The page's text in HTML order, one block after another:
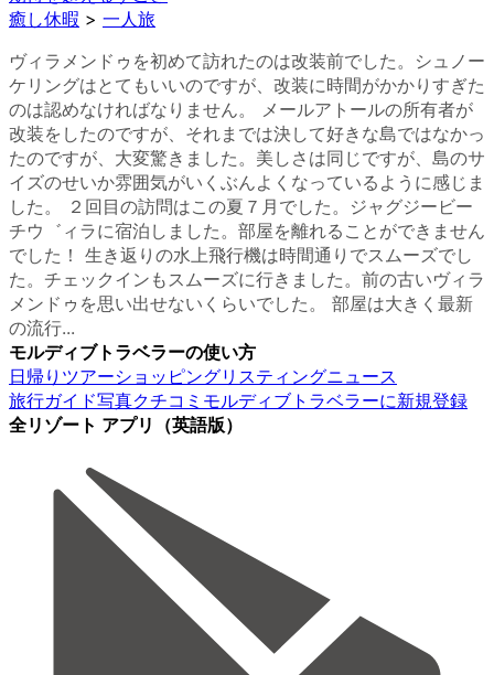
癒し休暇 > 一人旅
ヴィラメンドゥを初めて訪れたのは改装前でした。シュノー
ケリングはとてもいいのですが、改装に時間がかかりすぎた
のは認めなければなりません。 メールアトールの所有者が
改装をしたのですが、それまでは決して好きな島ではなかっ
たのですが、大変驚きました。美しさは同じですが、島のサ
イズのせいか雰囲気がいくぶんよくなっているように感じま
した。 ２回目の訪問はこの夏７月でした。ジャグジービー
チウ゛ィラに宿泊しました。部屋を離れることができません
でした！ 生き返りの水上飛行機は時間通りでスムーズでし
た。チェックインもスムーズに行きました。前の古いヴィラ
メンドゥを思い出せないくらいでした。 部屋は大きく最新
の流行...
モルディブトラベラーの使い方
日帰りツアーショッピングリスティングニュース
旅行ガイド写真クチコミ モルディブトラベラーに新規登録
全リゾート アプリ（英語版）